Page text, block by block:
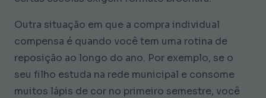
Outra situação em que a compra individual
compensa é quando você tem uma rotina de
reposição ao longo do ano. Por exemplo, se o
seu filho estuda na rede municipal e consome
muitos lápis de cor no primeiro semestre, você